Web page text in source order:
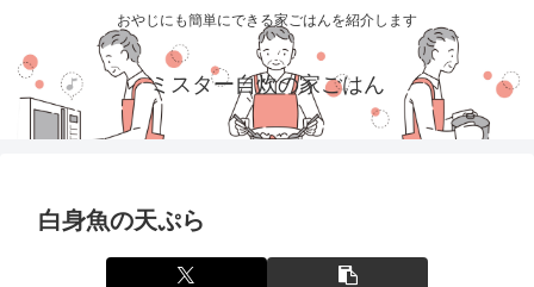
おやじにも簡単にできる家ごはんを紹介します
ミスター自炊の家ごはん
白身魚の天ぷら